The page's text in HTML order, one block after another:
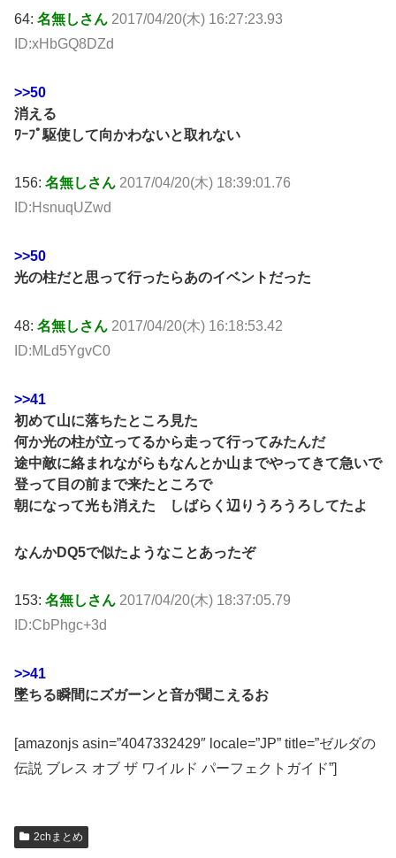
64: 名無しさん 2017/04/20(木) 16:27:23.93
ID:xHbGQ8DZd
>>50
消える
ﾜｰﾌﾟ駆使して向かわないと取れない
156: 名無しさん 2017/04/20(木) 18:39:01.76
ID:HsnuqUZwd
>>50
光の柱だと思って行ったらあのイベントだった
48: 名無しさん 2017/04/20(木) 16:18:53.42
ID:MLd5YgvC0
>>41
初めて山に落ちたところ見た
何か光の柱が立ってるから走って行ってみたんだ
途中敵に絡まれながらもなんとか山までやってきて急いで
登って目の前まで来たところで
朝になって光も消えた しばらく辺りうろうろしてたよ
なんかDQ5で似たようなことあったぞ
153: 名無しさん 2017/04/20(木) 18:37:05.79
ID:CbPhgc+3d
>>41
墜ちる瞬間にズガーンと音が聞こえるお
[amazonjs asin=”4047332429″ locale=”JP” title=”ゼルダの
伝説 ブレス オブ ザ ワイルド パーフェクトガイド”]
2chまとめ